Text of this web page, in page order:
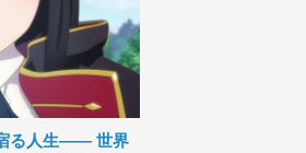
る人生―― 世界